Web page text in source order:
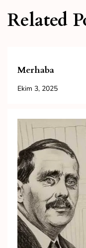
Related
Merhaba
Ekim 3, 2025